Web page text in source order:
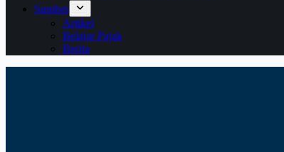
Sumber
Artikel
Belajar Pajak
Berita